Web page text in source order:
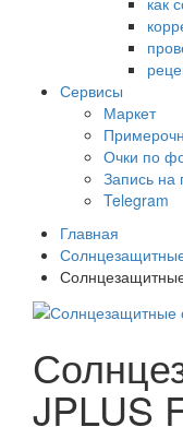
Сервисы
Маркет
Очки по
Запись на
Telegram
Главная
JPLUS